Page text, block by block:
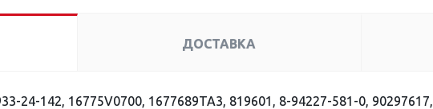
ДОСТАВКА
24-142, 16775V0700, 1677689TA3, 819601, 8-94227-581-0, 90297617,